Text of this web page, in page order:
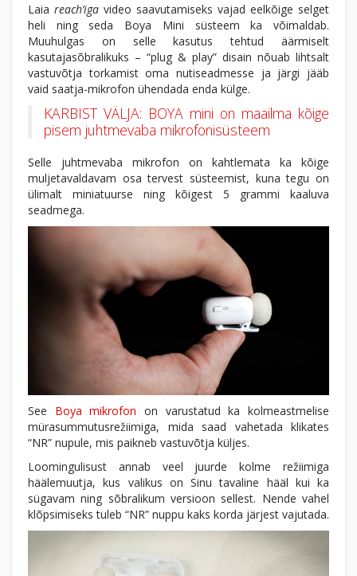
Laia reach’iga video saavutamiseks vajad eelkõige selget
heli ning seda Boya Mini süsteem ka võimaldab.
Muuhulgas on selle kasutus tehtud äärmiselt
kasutajasõbralikuks – “plug & play” disain nõuab lihtsalt
vastuvõtja torkamist oma nutiseadmesse ja järgi jääb
vaid saatja-mikrofon ühendada enda külge.
KARBIST VÄLJA: BOYA mini on maailma kõige
pisem juhtmevaba mikrofonisüsteem
Selle juhtmevaba mikrofon on kahtlemata ka kõige
muljetavaldavam osa tervest süsteemist, kuna tegu on
ülimalt miniatuurse ning kõigest 5 grammi kaaluva
seadmega.
See Boya mikrofon on varustatud ka kolmeastmelise
mürasummutusrežiimiga, mida saad vahetada klikates
“NR” nupule, mis paikneb vastuvõtja küljes.
Loomingulisust annab veel juurde kolme režiimiga
häälemuutja, kus valikus on Sinu tavaline hääl kui ka
sügavam ning sõbralikum versioon sellest. Nende vahel
klõpsimiseks tuleb “NR” nuppu kaks korda järjest vajutada.